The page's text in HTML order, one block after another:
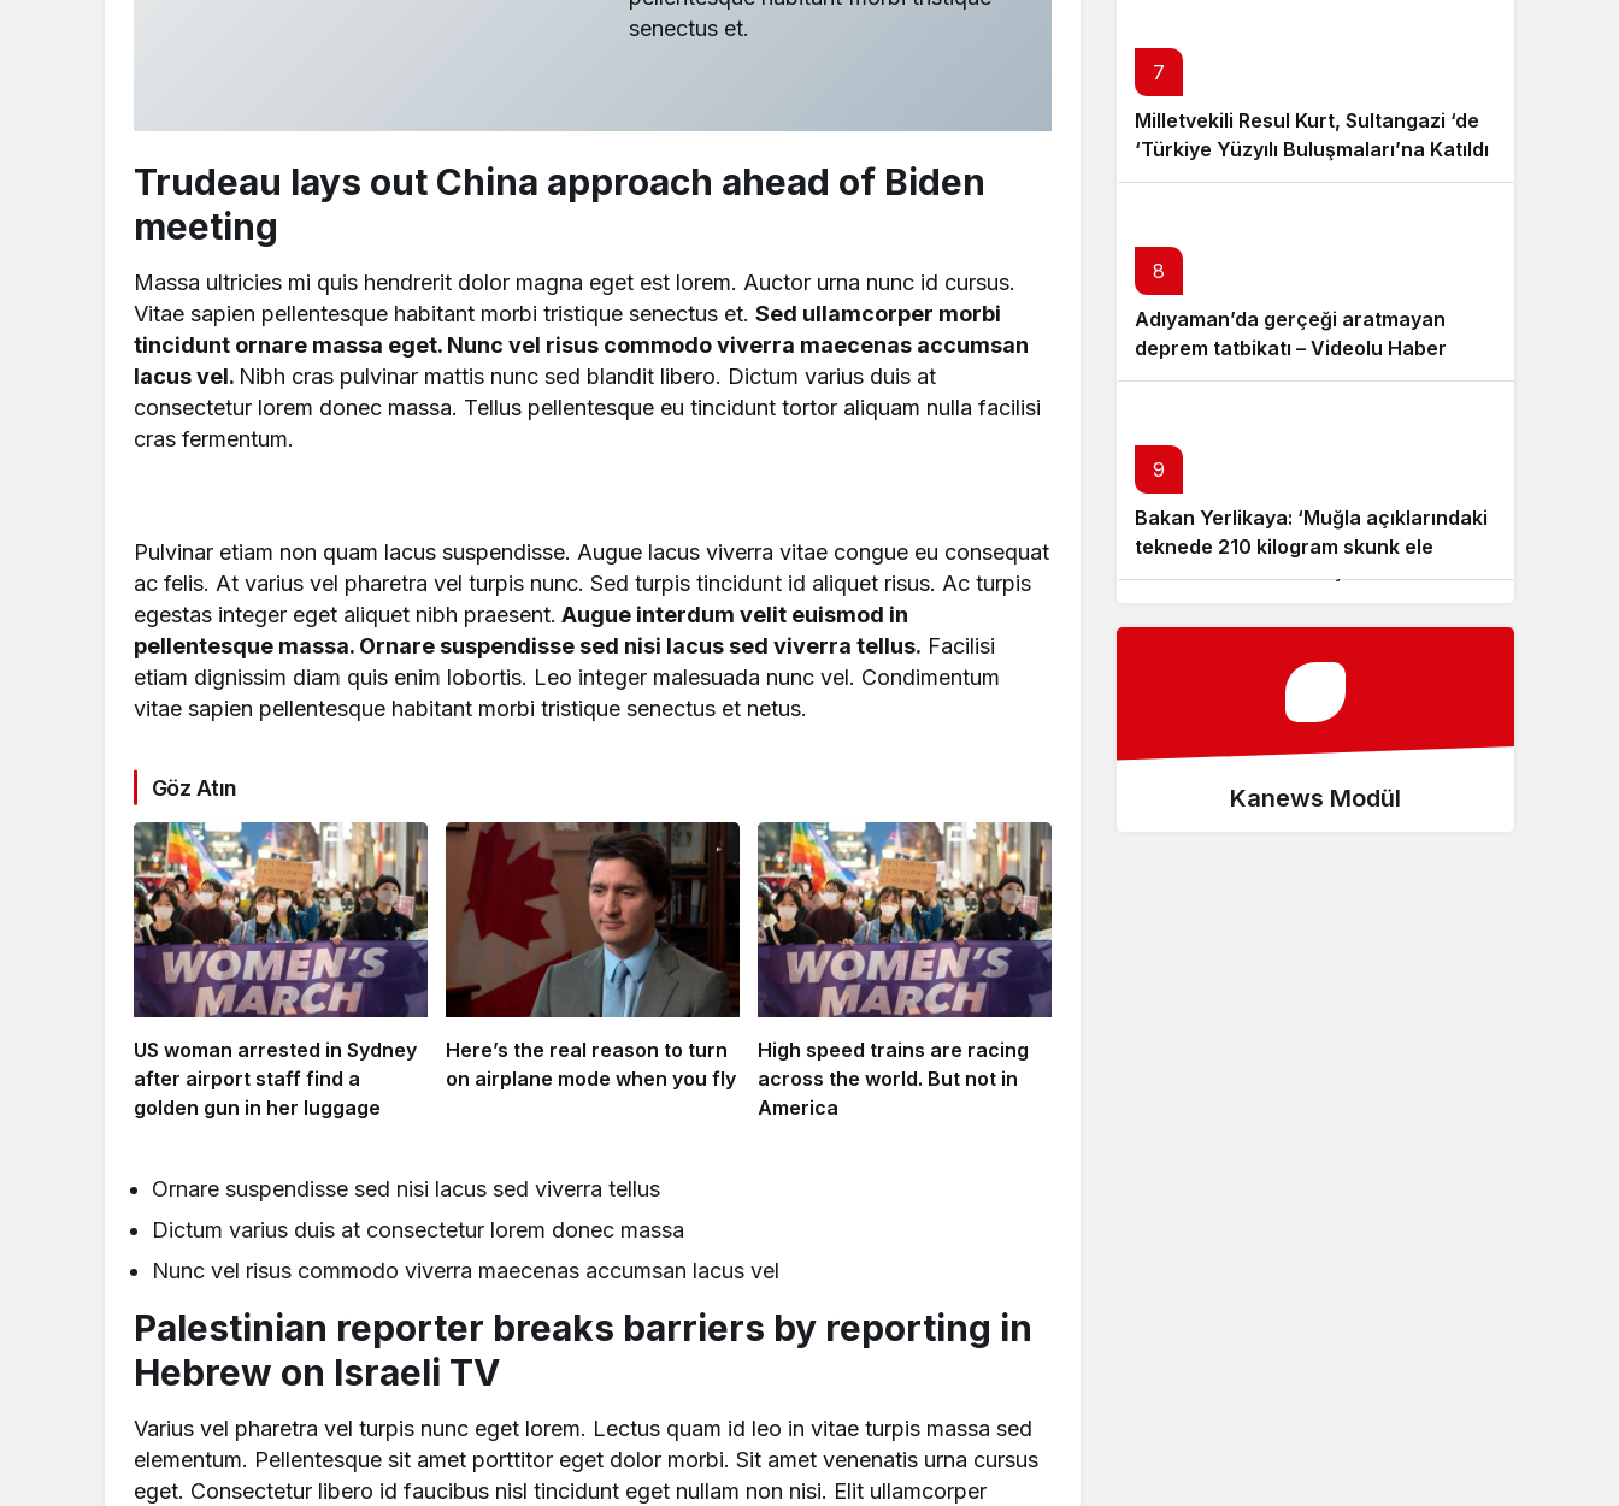
senectus et.
Trudeau lays out China approach ahead of Biden
meeting
Massa ultricies mi quis hendrerit dolor magna eget est lorem. Auctor urna nunc id cursus.
Vitae sapien pellentesque habitant morbi tristique senectus et.Sed ullamcorper morbi
tincidunt ornare massa eget. Nunc vel risus commodo viverra maecenas accumsan
lacus vel. Nibh cras pulvinar mattis nunc sed blandit libero. Dictum varius duis at
consectetur lorem donec massa. Tellus pellentesque eu tincidunt tortor aliquam nulla facilisi
cras fermentum.
Pulvinar etiam non quam lacus suspendisse. Augue lacus viverra vitae congue eu consequat
ac felis. At varius vel pharetra vel turpis nunc. Sed turpis tincidunt id aliquet risus. Ac turpis
egestas integer eget aliquet nibh praesent. Augue interdum velit euismod in
pellentesque massa. Ornare suspendisse sed nisi lacus sed viverra tellus. Facilisi
etiam dignissim diam quis enim lobortis. Leo integer malesuada nunc vel. Condimentum
vitae sapien pellentesque habitant morbi tristique senectus et netus.
Göz Atın
US woman arrested in Sydney
after airport staff find a
golden gun in her luggage
Here’s the real reason to turn
on airplane mode when you fly
High speed trains are racing
across the world. But not in
America
Ornare suspendisse sed nisi lacus sed viverra tellus
Dictum varius duis at consectetur lorem donec massa
Nunc vel risus commodo viverra maecenas accumsan lacus vel
Palestinian reporter breaks barriers by reporting in
Hebrew on Israeli TV
Varius vel pharetra vel turpis nunc eget lorem. Lectus quam id leo in vitae turpis massa sed
elementum. Pellentesque sit amet porttitor eget dolor morbi. Sit amet venenatis urna cursus
eget. Consectetur libero id faucibus nisl tincidunt eget nullam non nisi. Elit ullamcorper
7
Milletvekili Resul Kurt, Sultangazi ‘de
‘Türkiye Yüzyılı Buluşmaları’na Katıldı
8
Adıyaman’da gerçeği aratmayan
deprem tatbikatı – Videolu Haber
9
Bakan Yerlikaya: ‘Muğla açıklarındaki
teknede 210 kilogram skunk ele
geçirildi’ – Videolu Haber
10
Adıyaman Belediyesi, Dijital Gençlik
Kanews Modül